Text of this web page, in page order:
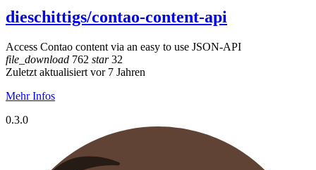
dieschittigs/contao-content-api
Access Contao content via an easy to use JSON-API
file_download 762 star32
Zuletzt aktualisiert vor 7 Jahren
Mehr Infos
0.3.0